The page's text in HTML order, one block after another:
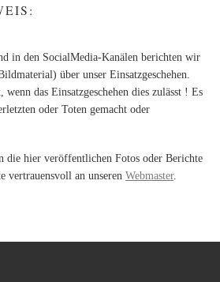
in den SocialMedia-Kanälen berichten wir
über unser Einsatzgeschehen.
das Einsatzgeschehen dies zulässt ! Es
oder Toten gemacht oder
die hier veröffentlichen Fotos oder Berichte
vertrauensvoll an unseren Webmaster.